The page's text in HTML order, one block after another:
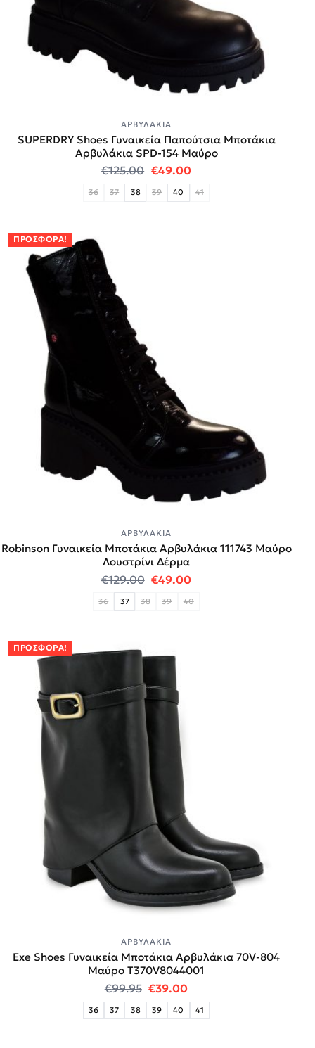
ΑΡΒΥΛΆΚΙΑ
SUPERDRY Shoes Γυναικεία Παπούτσια Μποτάκια
Αρβυλάκια SPD-154 Μαύρο
€125.00 Original price was: €125.00.
€49.00Η τρέχουσα τιμή
36 37 38 39 40 41
ΠΡΟΣΦΟΡΆ!
ΑΡΒΥΛΆΚΙΑ
Robinson Γυναικεία Μποτάκια Αρβυλάκια 111743 Μαύρο
Λουστρίνι Δέρμα
€129.00 Original price was: €129.00.
€49.00Η τρέχουσα τιμή
36 37 38 39 40
ΠΡΟΣΦΟΡΆ!
ΑΡΒΥΛΆΚΙΑ
Exe Shoes Γυναικεία Μποτάκια Αρβυλάκια 70V-804
Μαύρο T370V8044001
€99.95 Original price was: €99.95.
€39.00Η τρέχουσα τιμή
36 37 38 39 40 41